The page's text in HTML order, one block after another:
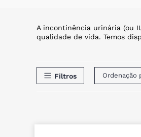
A incontinência urinária (ou
qualidade de vida. Temos
Filtros Ordenação